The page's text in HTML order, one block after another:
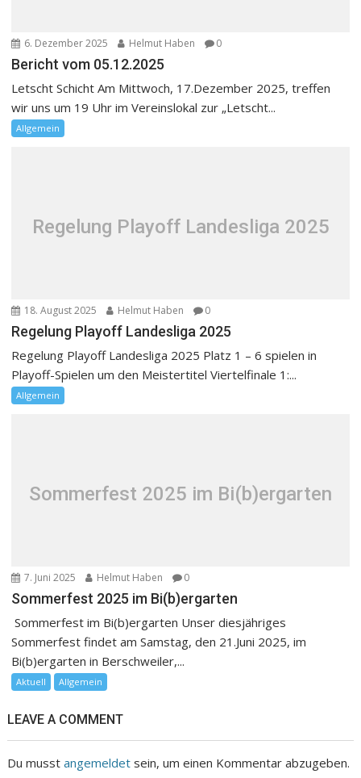
6. Dezember 2025 Helmut Haben 0
Bericht vom 05.12.2025
Letscht Schicht Am Mittwoch, 17.Dezember 2025, treffen
wir uns um 19 Uhr im Vereinslokal zur „Letscht...
Allgemein
Regelung Playoff Landesliga 2025
18. August 2025 Helmut Haben 0
Regelung Playoff Landesliga 2025
Regelung Playoff Landesliga 2025 Platz 1 – 6 spielen in
Playoff-Spielen um den Meistertitel Viertelfinale 1:...
Allgemein
Sommerfest 2025 im Bi(b)ergarten
7. Juni 2025 Helmut Haben 0
Sommerfest 2025 im Bi(b)ergarten
Sommerfest im Bi(b)ergarten Unser diesjähriges
Sommerfest findet am Samstag, den 21.Juni 2025, im
Bi(b)ergarten in Berschweiler,...
Aktuell Allgemein
LEAVE A COMMENT
Du musstangemeldet sein, um einen Kommentar abzugeben.